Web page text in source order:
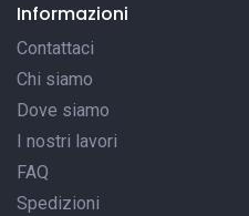
Informazioni
Contattaci
Chi siamo
Dove siamo
I nostri lavori
FAQ
Spedizioni